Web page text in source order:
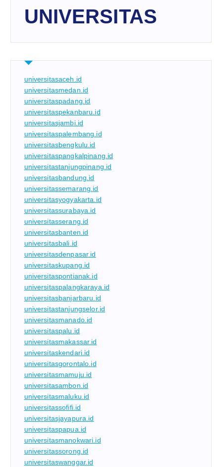
UNIVERSITAS
universitasaceh.id
universitasmedan.id
universitaspadang.id
universitaspekanbaru.id
universitasjambi.id
universitaspalembang.id
universitasbengkulu.id
universitaspangkalpinang.id
universitastanjungpinang.id
universitasbandung.id
universitassemarang.id
universitasyogyakarta.id
universitassurabaya.id
universitasserang.id
universitasbanten.id
universitasbali.id
universitasdenpasar.id
universitaskupang.id
universitaspontianak.id
universitaspalangkaraya.id
universitasbanjarbaru.id
universitastanjungselor.id
universitasmanado.id
universitaspalu.id
universitasmakassar.id
universitaskendari.id
universitasgorontalo.id
universitasmamuju.id
universitasambon.id
universitasmaluku.id
universitassofifi.id
universitasjayapura.id
universitaspapua.id
universitasmanokwari.id
universitassorong.id
universitaswanggar.id